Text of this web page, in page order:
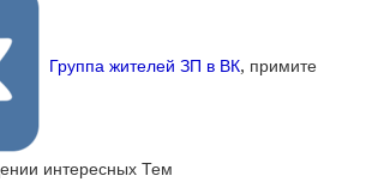
Группа жителей ЗП в ВК, примите
интересных Тем